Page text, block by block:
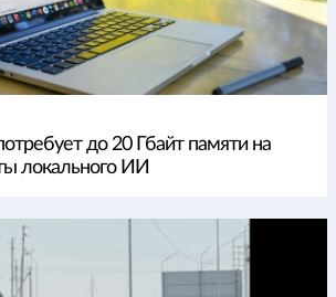
до 20 Гбайт памяти на
локального ИИ